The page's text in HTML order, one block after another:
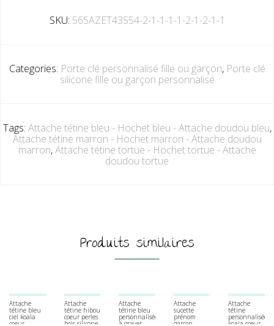
SKU: 565AZET43554-2-1-1-1-1-2-1-2-1-1
Categories: Porte clé personnalisé fille ou garçon, Porte clé
silicone fille ou garçon personnalisé
Tags: Attache tétine bleu - Hochet bleu - Attache doudou bleu,
Attache tétine marron - Hochet marron - Attache doudou
marron,Attache tétine tortue - Hochet tortue - Attache
doudou tortue
Produits similaires
Attache
tétine bleu
ciel koala
coeur
Attache
tétine hibou
coeur perles
bois silicone
Attache
tétine bleu
personnalisée
à graver
Attache
sucette
prénom
garçon
Attache
tétine
personnalisée
koala coeur